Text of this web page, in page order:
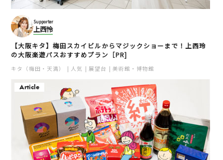
Supporter
上西怜
【大阪キタ】梅田スカイビルからマジックショーまで！上西玲
の大阪楽遊パスおすすめプラン［PR]
キタ（梅田・天満） 人気 展望台 美術館・博物館
Article